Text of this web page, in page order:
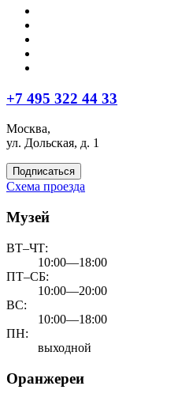
+7 495 322 44 33
Москва,
ул. Дольская, д. 1
Подписаться
Схема проезда
Музей
ВТ–ЧТ:
10:00—18:00
ПТ–СБ:
10:00—20:00
ВС:
10:00—18:00
ПН:
выходной
Оранжереи